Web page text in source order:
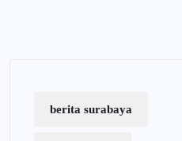
berita surabaya